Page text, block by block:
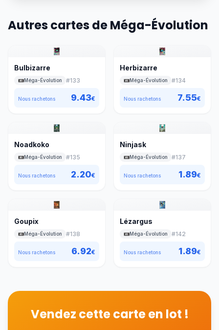
Autres cartes de Méga-Évolution
Bulbizarre
Méga-Évolution #133
Nous rachetons 9.43€
Herbizarre
Méga-Évolution #134
Nous rachetons 7.55€
Noadkoko
Méga-Évolution #135
Nous rachetons 2.20€
Ninjask
Méga-Évolution #137
Nous rachetons 1.89€
Goupix
Méga-Évolution #138
Nous rachetons 6.92€
Lézargus
Méga-Évolution #142
Nous rachetons 1.89€
Vendez cette carte en lot !